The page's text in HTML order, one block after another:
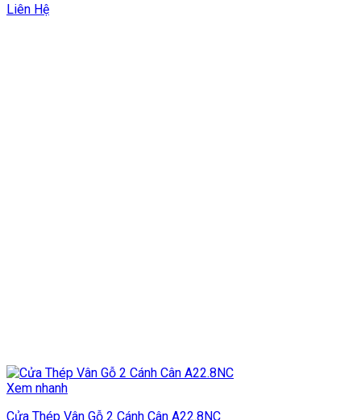
Liên Hệ
Xem nhanh
Cửa Thép Vân Gỗ 2 Cánh Cân A22.8NC